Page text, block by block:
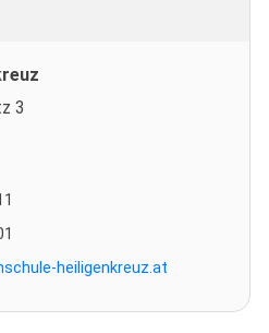
3
heiligenkreuz.at